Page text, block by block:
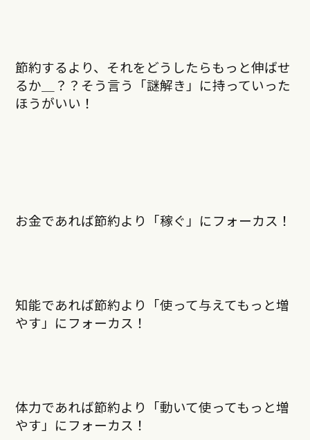
節約するより、それをどうしたらもっと伸ばせ
るか＿？？そう言う「謎解き」に持っていった
ほうがいい！
お金であれば節約より「稼ぐ」にフォーカス！
知能であれば節約より「使って与えてもっと増
やす」にフォーカス！
体力であれば節約より「動いて使ってもっと増
やす」にフォーカス！